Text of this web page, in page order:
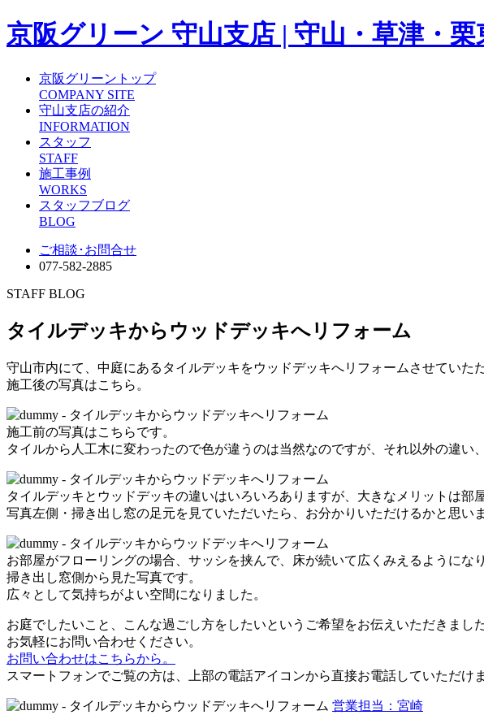
京阪グリーン 守山支店 | 守山・草津・
京阪グリーントップ
COMPANY SITE
守山支店の紹介
INFORMATION
スタッフ
STAFF
施工事例
WORKS
スタッフブログ
BLOG
ご相談･お問合せ
077-582-2885
STAFF BLOG
タイルデッキからウッドデッキへリフォーム
守山市内にて、中庭にあるタイルデッキをウッドデッキへリフォームさせていた
施工後の写真はこちら。
施工前の写真はこちらです。
タイルから人工木に変わったので色が違うのは当然なのですが、それ以外の違い
タイルデッキとウッドデッキの違いはいろいろありますが、大きなメリットは
写真左側・掃き出し窓の足元を見ていただいたら、お分かりいただけるかと思いま
お部屋がフローリングの場合、サッシを挟んで、床が続いて広くみえるようになり
掃き出し窓側から見た写真です。
広々として気持ちがよい空間になりました。
お庭でしたいこと、こんな過ごし方をしたいというご希望をお伝えいただきまし
お気軽にお問い合わせください。
お問い合わせはこちらから。
スマートフォンでご覧の方は、上部の電話アイコンから直接お電話していただけま
営業担当：宮崎